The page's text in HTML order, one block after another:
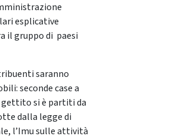
esplicative
il gruppo di paesi
saranno
seconde case a
si è partiti da
dalla legge di
l’Imu sulle attività